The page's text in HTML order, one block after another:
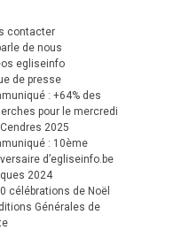
contacter
de nous
egliseinfo
de presse
: +64% des
pour le mercredi
2025
: 10ème
d’egliseinfo.be
2024
célébrations de Noël
Générales de